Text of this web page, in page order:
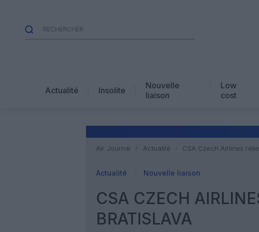
Actualité Insolite
Nouvelle
liaison
Low
cost
Air Journal Actualité CSA Czech Airlines
Actualité Nouvelle liaison
CSA CZECH
BRATISLAVA